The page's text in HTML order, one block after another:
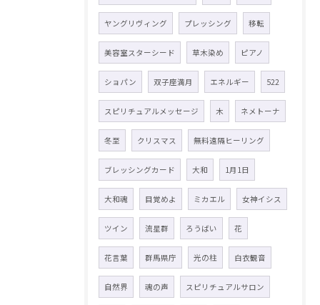
ヤングリヴィング プレッシング 移転
美容室スターシード 草木染め ピアノ
ショパン 双子座満月 エネルギー 522
スピリチュアルメッセージ 木 ネメトーナ
冬至 クリスマス 無料遠隔ヒーリング
ブレッシングカード 大和 1月1日
大和魂 目覚めよ ミカエル 女神イシス
ツイン 流星群 ろうばい 花
花言葉 群馬県庁 光の柱 白衣観音
自然界 魂の声 スピリチュアルサロン